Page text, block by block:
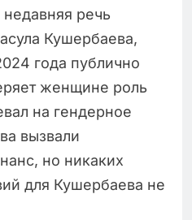
речь
Кушербаева,
года публично
женщине роль
на гендерное
вызвали
но никаких
для Кушербаева не